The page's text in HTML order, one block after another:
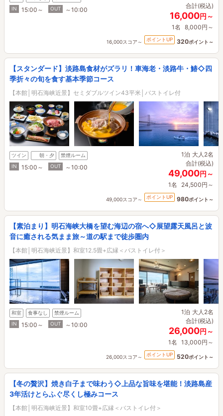
IN
15:00～ OUT ～10:00
合計(税込)
16,000円～
1名 8,000円～
16,000スコア～ ポイントUP 320ポイント～
【スタンダード】淡路島食材がズラリ！車海老・淡路牛・鰆◇四
季折々の旬を食す基本季節コース
【本館│明石海峡近景】セミダブルツイン43平米│バストイレ付
ツイン 朝・夕
禁煙ルーム
IN
15:00～ OUT ～10:00
1泊 大人2名
合計(税込)
49,000円～
1名 24,500円～
49,000スコア～ ポイントUP 980ポイント～
【素泊まり】明石海峡大橋を望む海辺の宿へ◇展望露天風呂と波
音に癒される気まま旅～道の駅まで徒歩圏内
【本館│明石海峡近景】和室12.5畳+広縁＜バストイレ付＞
和室 食事なし
禁煙ルーム
IN
15:00～ OUT ～10:00
1泊 大人2名
合計(税込)
26,000円～
1名 13,000円～
26,000スコア～ ポイントUP 520ポイント～
【冬の贅沢】焼き白子まで味わう◇上品な旨味を堪能！淡路島産
3年活けとらふぐ尽くし極みコース
【本館│明石海峡近景】和室10畳+広縁＜バストイレ付＞